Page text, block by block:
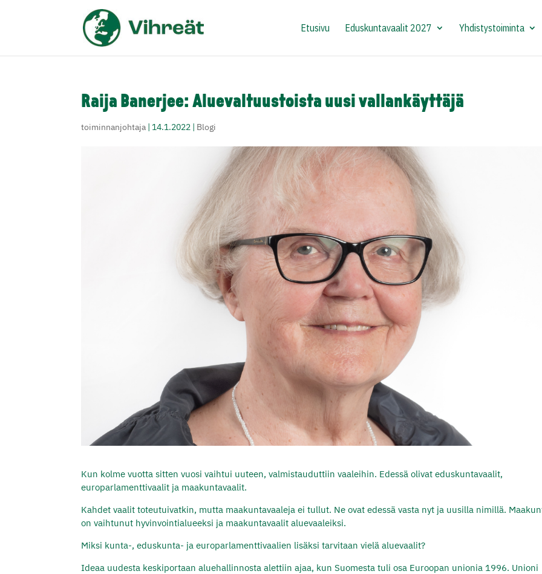
Etusivu Eduskuntavaalit 2027 Yhdistystoiminta
Raija Banerjee: Aluevaltuustoista uusi vallankäyttäjä
toiminnanjohtaja | 14.1.2022 | Blogi
Kun kolme vuotta sitten vuosi vaihtui uuteen, valmistauduttiin vaaleihin. Edessä olivat eduskuntavaalit,
europarlamenttivaalit ja maakuntavaalit.
Kahdet vaalit toteutuivatkin, mutta maakuntavaaleja ei tullut. Ne ovat edessä vasta nyt ja uusilla nimillä.
on vaihtunut hyvinvointialueeksi ja maakuntavaalit aluevaaleiksi.
Miksi kunta-, eduskunta- ja europarlamenttivaalien lisäksi tarvitaan vielä aluevaalit?
Ideaa uudesta keskiportaan aluehallinnosta alettiin ajaa, kun Suomesta tuli osa Euroopan unionia 1996. Unioni